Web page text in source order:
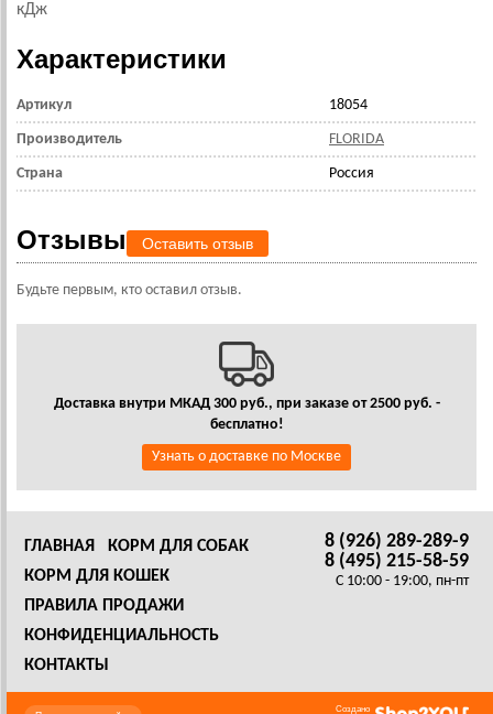
кДж
Характеристики
Артикул 18054
Производитель FLORIDA
Страна Россия
Отзывы Оставить отзыв
Будьте первым, кто оставил отзыв.
Доставка внутри МКАД 300 руб., при заказе от 2500 руб. -
бесплатно!
Узнать о доставке по Москве
8 (926) 289-289-9
8 (495) 215-58-59
C 10:00 - 19:00, пн-пт
ГЛАВНАЯ
КОРМ ДЛЯ СОБАК
КОРМ ДЛЯ КОШЕК
ПРАВИЛА ПРОДАЖИ
КОНФИДЕНЦИАЛЬНОСТЬ
КОНТАКТЫ
Создано